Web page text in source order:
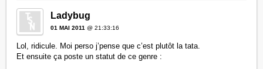
Ladybug
01 MAI 2011 @ 21:33:16
Lol, ridicule. Moi perso j’pense que c’est plutôt la tata.
Et ensuite ça poste un statut de ce genre :